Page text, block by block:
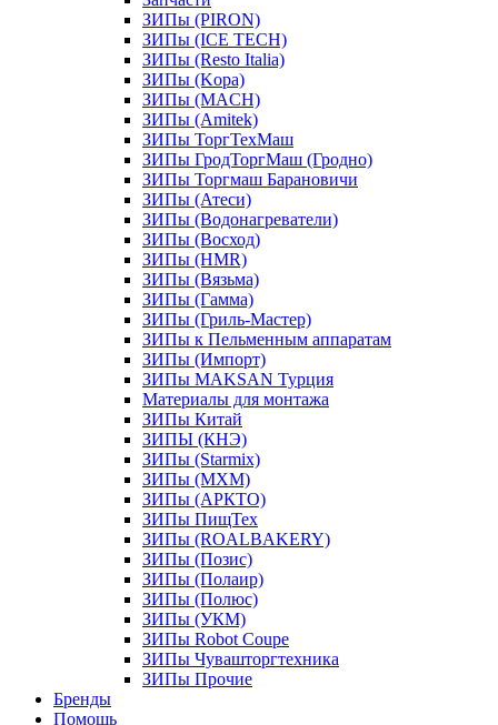
ЗИПы (PIRON)
ЗИПы (ICE TECH)
ЗИПы (Resto Italia)
ЗИПы (Kopa)
ЗИПы (MACH)
ЗИПы (Amitek)
ЗИПы ТоргТехМаш
ЗИПы ГродТоргМаш (Гродно)
ЗИПы Торгмаш Барановичи
ЗИПы (Атеси)
ЗИПы (Водонагреватели)
ЗИПы (Восход)
ЗИПы (HMR)
ЗИПы (Вязьма)
ЗИПы (Гамма)
ЗИПы (Гриль-Мастер)
ЗИПы к Пельменным аппаратам
ЗИПы (Импорт)
ЗИПы MAKSAN Турция
Материалы для монтажа
ЗИПы Китай
ЗИПЫ (КНЭ)
ЗИПы (Starmix)
ЗИПы (МХМ)
ЗИПы (АРКТО)
ЗИПы ПищТех
ЗИПы (ROALBAKERY)
ЗИПы (Позис)
ЗИПы (Полаир)
ЗИПы (Полюс)
ЗИПы (УКМ)
ЗИПы Robot Coupe
ЗИПы Чувашторгтехника
ЗИПы Прочие
Бренды
Помощь